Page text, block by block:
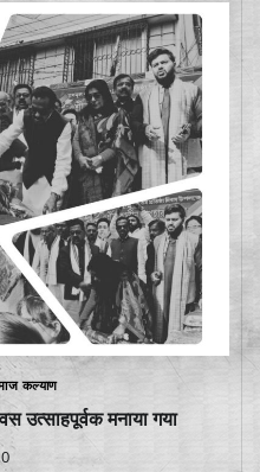
कल्याण
उत्साहपूर्वक मनाया गया
0